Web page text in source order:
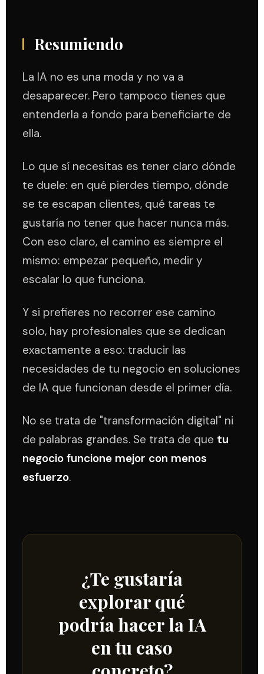
Resumiendo
La IA no es una moda y no va a
desaparecer. Pero tampoco tienes que
entenderla a fondo para beneficiarte de
ella.
Lo que sí necesitas es tener claro dónde
te duele: en qué pierdes tiempo, dónde
se te escapan clientes, qué tareas te
gustaría no tener que hacer nunca más.
Con eso claro, el camino es siempre el
mismo: empezar pequeño, medir y
escalar lo que funciona.
Y si prefieres no recorrer ese camino
solo, hay profesionales que se dedican
exactamente a eso: traducir las
necesidades de tu negocio en soluciones
de IA que funcionan desde el primer día.
No se trata de "transformación digital" ni
de palabras grandes. Se trata de que tu
negocio funcione mejor con menos
esfuerzo.
¿Te gustaría
explorar qué
podría hacer la IA
en tu caso